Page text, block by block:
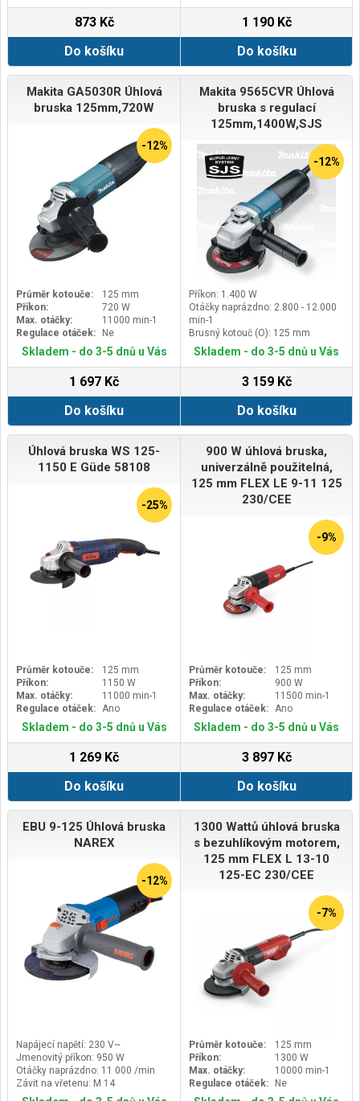
873 Kč
Do košíku
1 190 Kč
Do košíku
Makita GA5030R Úhlová
bruska 125mm,720W
-12%
Průměr kotouče:
125 mm
Příkon:
720 W
Max. otáčky:
11000 min-1
Regulace otáček:
Ne
Skladem - do 3-5 dnů u Vás
1 697 Kč
Do košíku
Makita 9565CVR Úhlová
bruska s regulací
125mm,1400W,SJS
-12%
Příkon: 1.400 W
Otáčky naprázdno: 2.800 - 12.000
min-1
Brusný kotouč (O): 125 mm
Velikost vřetene: M14 x 2
Skladem - do 3-5 dnů u Vás
3 159 Kč
Do košíku
Úhlová bruska WS 125-
1150 E Güde 58108
-25%
Průměr kotouče:
125 mm
Příkon:
1150 W
Max. otáčky:
11000 min-1
Regulace otáček:
Ano
Skladem - do 3-5 dnů u Vás
1 269 Kč
Do košíku
900 W úhlová bruska,
univerzálně použitelná,
125 mm FLEX LE 9-11 125
230/CEE
-9%
Průměr kotouče:
125 mm
Příkon:
900 W
Max. otáčky:
11500 min-1
Regulace otáček:
Ano
Skladem - do 3-5 dnů u Vás
3 897 Kč
Do košíku
EBU 9-125 Úhlová bruska
NAREX
-12%
Napájecí napětí: 230 V~
Jmenovitý příkon: 950 W
Otáčky naprázdno: 11 000 /min
Závit na vřetenu: M 14
1300 Wattů úhlová bruska
s bezuhlíkovým motorem,
125 mm FLEX L 13-10
125-EC 230/CEE
-7%
Průměr kotouče:
125 mm
Příkon:
1300 W
Max. otáčky:
10000 min-1
Regulace otáček:
Ne